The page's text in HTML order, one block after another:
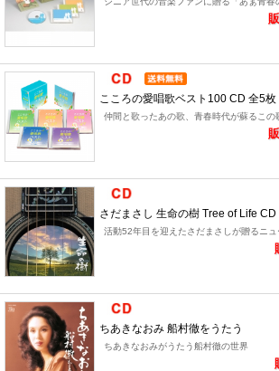
こころの愛唱歌ベスト100 CD 全5枚
仲間と歌ったあの歌、青春時代が蘇るこの
さだまさし 生命の樹 Tree of Life CD
活動52年目を迎えたさだまさしが贈るニュ
ちあきなおみ 船村徹をうたう
ちあきなおみがうたう船村徹の世界